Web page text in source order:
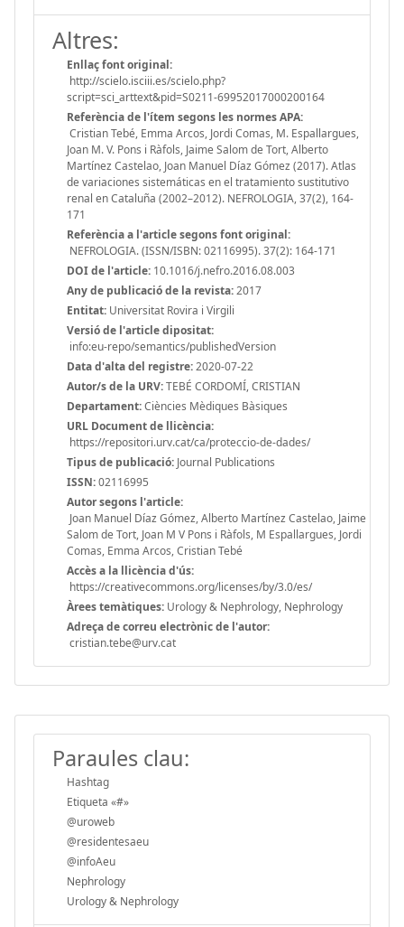
Altres:
Enllaç font original:
http://scielo.isciii.es/scielo.php?
script=sci_arttext&pid=S0211-69952017000200164
Referència de l'ítem segons les normes APA:
Cristian Tebé, Emma Arcos, Jordi Comas, M. Espallargues,
Joan M. V. Pons i Ràfols, Jaime Salom de Tort, Alberto
Martínez Castelao, Joan Manuel Díaz Gómez (2017). Atlas
de variaciones sistemáticas en el tratamiento sustitutivo
renal en Cataluña (2002–2012). NEFROLOGIA, 37(2), 164-
171
Referència a l'article segons font original:
NEFROLOGIA. (ISSN/ISBN: 02116995). 37(2): 164-171
DOI de l'article: 10.1016/j.nefro.2016.08.003
Any de publicació de la revista:2017
Entitat: Universitat Rovira i Virgili
Versió de l'article dipositat:
info:eu-repo/semantics/publishedVersion
Data d'alta del registre:2020-07-22
Autor/s de la URV:TEBÉ CORDOMÍ, CRISTIAN
Departament:Ciències Mèdiques Bàsiques
URL Document de llicència:
https://repositori.urv.cat/ca/proteccio-de-dades/
Tipus de publicació: Journal Publications
ISSN:02116995
Autor segons l'article:
Joan Manuel Díaz Gómez, Alberto Martínez Castelao, Jaime
Salom de Tort, Joan M V Pons i Ràfols, M Espallargues, Jordi
Comas, Emma Arcos, Cristian Tebé
Accès a la llicència d'ús:
https://creativecommons.org/licenses/by/3.0/es/
Àrees temàtiques: Urology & Nephrology, Nephrology
Adreça de correu electrònic de l'autor:
cristian.tebe@urv.cat
Paraules clau:
Hashtag
Etiqueta «#»
@uroweb
@residentesaeu
@infoAeu
Nephrology
Urology & Nephrology